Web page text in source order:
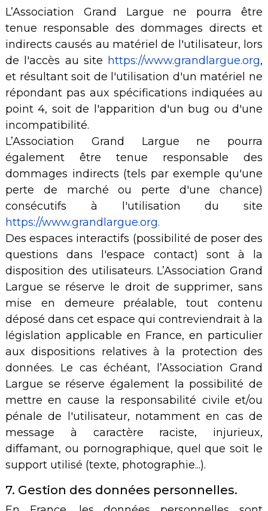
L’Association Grand Largue ne pourra être
tenue responsable des dommages directs et
indirects causés au matériel de l'utilisateur, lors
de l'accès au site https://www.grandlargue.org,
et résultant soit de l'utilisation d'un matériel ne
répondant pas aux spécifications indiquées au
point 4, soit de l'apparition d'un bug ou d'une
incompatibilité.
L’Association Grand Largue ne pourra
également être tenue responsable des
dommages indirects (tels par exemple qu'une
perte de marché ou perte d'une chance)
consécutifs à l'utilisation du site
https://www.grandlargue.org.
Des espaces interactifs (possibilité de poser des
questions dans l'espace contact) sont à la
disposition des utilisateurs. L’Association Grand
Largue se réserve le droit de supprimer, sans
mise en demeure préalable, tout contenu
déposé dans cet espace qui contreviendrait à la
législation applicable en France, en particulier
aux dispositions relatives à la protection des
données. Le cas échéant, l’Association Grand
Largue se réserve également la possibilité de
mettre en cause la responsabilité civile et/ou
pénale de l'utilisateur, notamment en cas de
message à caractère raciste, injurieux,
diffamant, ou pornographique, quel que soit le
support utilisé (texte, photographie...).
7. Gestion des données personnelles.